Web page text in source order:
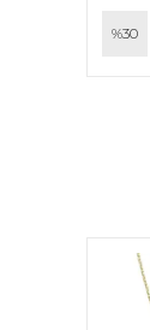
%30